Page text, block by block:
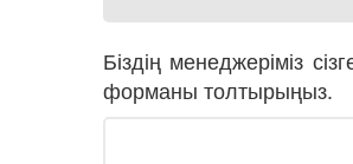
Біздің менеджеріміз
форманы толтырыңыз.